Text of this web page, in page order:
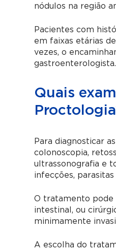
nódulos na região
Pacientes com
em faixas etárias
vezes, o
gastroenterologista.
Quais
Para diagnosticar
colonoscopia,
ultrassonografia e
infecções,
O tratamento pode
intestinal, ou
minimamente
A escolha do